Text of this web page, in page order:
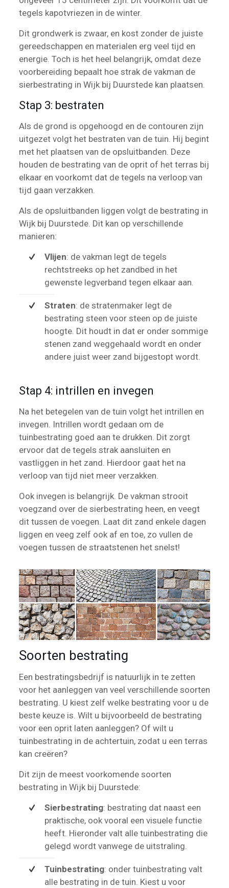
tegels kapotvriezen in de winter.
Dit grondwerk is zwaar, en kost zonder de juiste
gereedschappen en materialen erg veel tijd en
energie. Toch is het heel belangrijk, omdat deze
voorbereiding bepaalt hoe strak de vakman de
sierbestrating in Wijk bij Duurstede kan plaatsen.
Stap 3: bestraten
Als de grond is opgehoogd en de contouren zijn
uitgezet volgt het bestraten van de tuin. Hij begint
met het plaatsen van de opsluitbanden. Deze
houden de bestrating van de oprit of het terras bij
elkaar en voorkomt dat de tegels na verloop van
tijd gaan verzakken.
Als de opsluitbanden liggen volgt de bestrating in
Wijk bij Duurstede. Dit kan op verschillende
manieren:
Vlijen: de vakman legt de tegels
rechtstreeks op het zandbed in het
gewenste legverband tegen elkaar aan.
Straten: de stratenmaker legt de
bestrating steen voor steen op de juiste
hoogte. Dit houdt in dat er onder sommige
stenen zand weggehaald wordt en onder
andere juist weer zand bijgestopt wordt.
Stap 4: intrillen en invegen
Na het betegelen van de tuin volgt het intrillen en
invegen. Intrillen wordt gedaan om de
tuinbestrating goed aan te drukken. Dit zorgt
ervoor dat de tegels strak aansluiten en
vastliggen in het zand. Hierdoor gaat het na
verloop van tijd niet meer verzakken.
Ook invegen is belangrijk. De vakman strooit
voegzand over de sierbestrating heen, en veegt
dit tussen de voegen. Laat dit zand enkele dagen
liggen en veeg zelf ook af en toe, zo vullen de
voegen tussen de straatstenen het snelst!
Soorten bestrating
Een bestratingsbedrijf is natuurlijk in te zetten
voor het aanleggen van veel verschillende soorten
bestrating. U kiest zelf welke bestrating voor u de
beste keuze is. Wilt u bijvoorbeeld de bestrating
voor een oprit laten aanleggen? Of wilt u
tuinbestrating in de achtertuin, zodat u een terras
kan creëren?
Dit zijn de meest voorkomende soorten
bestrating in Wijk bij Duurstede:
Sierbestrating: bestrating dat naast een
praktische, ook vooral een visuele functie
heeft. Hieronder valt alle tuinbestrating die
gelegd wordt vanwege de uitstraling.
Tuinbestrating: onder tuinbestrating valt
alle bestrating in de tuin. Kiest u voor